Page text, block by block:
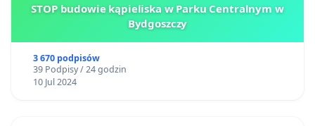
STOP budowie kąpieliska w Parku Centralnym w
Bydgoszczy
3 670 podpisów
39 Podpisy / 24 godzin
10 Jul 2024